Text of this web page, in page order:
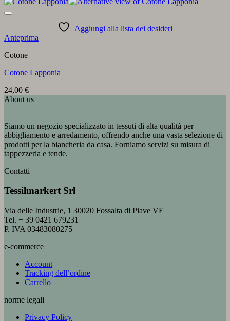
Aggiungi alla lista dei desideri
Anteprima
Cotone
Cotone Lapponia
24,00 €
About us
Siamo un negozio specializzato in tessuti di alta qualità per
abbigliamento e arredamento, offrendo anche una vasta selezione di
prodotti per la biancheria da casa. Forniamo servizi su misura di
tappezzeria e tende.
Contatti
Tessilmarkert Srl
Via delle Industrie, 1 30020 Fossalta di Piave VE
Tel. + 39 0421 679231
P. IVA 03483080275
e-commerce
Account
Tracking dell’ordine
Carrello
norme legali
Privacy Policy